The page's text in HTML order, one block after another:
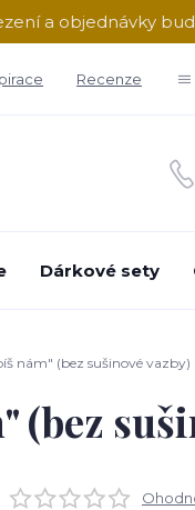
a objednávky
Recenze
Dárkové sety
nám" (bez sušinové vazby)
(bez